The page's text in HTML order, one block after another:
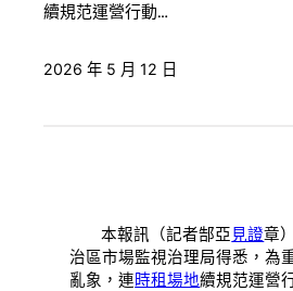
續規范運營行動…
2026 年 5 月 12 日
本報訊（記者郜亞見證章
治區市場監視治理局得悉，為
亂象，連時租場地續規范運營